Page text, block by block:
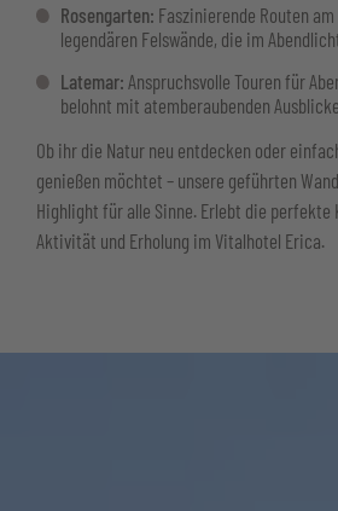
Rosengarten: Faszinierende Routen
legendären Felswände, die im
Latemar: Anspruchsvolle Touren für
belohnt mit atemberaubenden
Ob ihr die Natur neu entdecken oder
genießen möchtet – unsere geführten
Highlight für alle Sinne. Erlebt die perfekte
Aktivität und Erholung im Vitalhotel Erica.